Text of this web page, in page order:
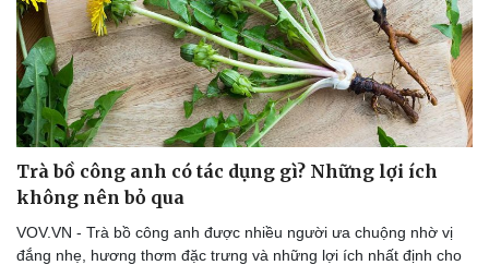
Sức khỏe
Dinh dưỡng - món ngon
Cây thuốc
Sản phụ khoa
Nam khoa
Làm đẹp - giảm cân
Phòng mạch online
Ăn sạch sống khỏe
Đời sống
Nhà đẹp
Blog
Tình yêu - Gia đình
Trà bồ công anh có tác dụng gì? Những lợi ích
không nên bỏ qua
VOV.VN - Trà bồ công anh được nhiều người ưa chuộng nhờ vị
đắng nhẹ, hương thơm đặc trưng và những lợi ích nhất định cho